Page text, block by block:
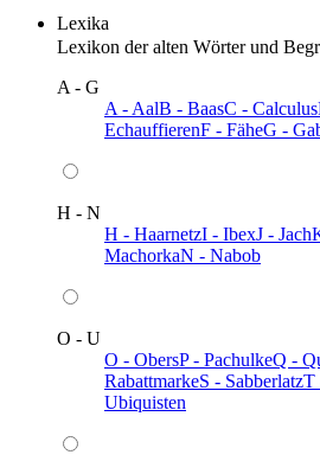
Lexika
Lexikon der alten Wörter und
A - G
A - AalB - BaasC - Calculus
EchauffierenF - FäheG -
H - N
H - HaarnetzI - IbexJ - Jach
MachorkaN - Nabob
O - U
O - ObersP - PachulkeQ -
RabattmarkeS - SabberlatzT
Ubiquisten